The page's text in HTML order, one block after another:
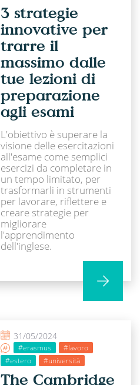
3 strategie
innovative per
trarre il
massimo dalle
tue lezioni di
preparazione
agli esami
L'obiettivo è superare la
visione delle esercitazioni
all'esame come semplici
esercizi da completare in
un tempo limitato, per
trasformarli in strumenti
per lavorare, riflettere e
creare strategie per
migliorare
l'apprendimento
dell'inglese.
31/05/2024
#erasmus
#lavoro
#estero
#università
The Cambridge